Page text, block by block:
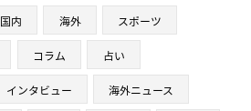
国内 海外 スポーツ
コラム 占い
インタビュー 海外ニュース